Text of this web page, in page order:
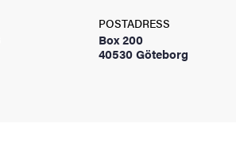
POSTADRESS
Box 200
40530 Göteborg